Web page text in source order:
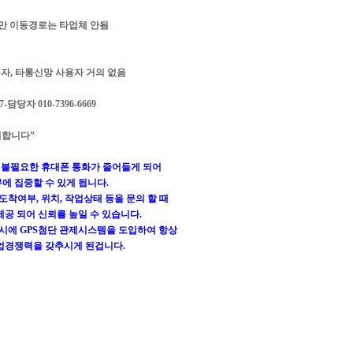
이동경로는 타업체 안됨
, 타통신망 사용자 거의 없음
당자 010-7396-6669
니다”
필요한 휴대폰 통화가 줄어들게 되어
집중할 수 있게 됩니다.
착여부, 위치, 작업상태 등을 문의 할 때
되어 신뢰를 높일 수 있습니다.
에 GPS첨단 관제시스템을 도입하여 항상
경쟁력을 갖추시게 된겁니다.